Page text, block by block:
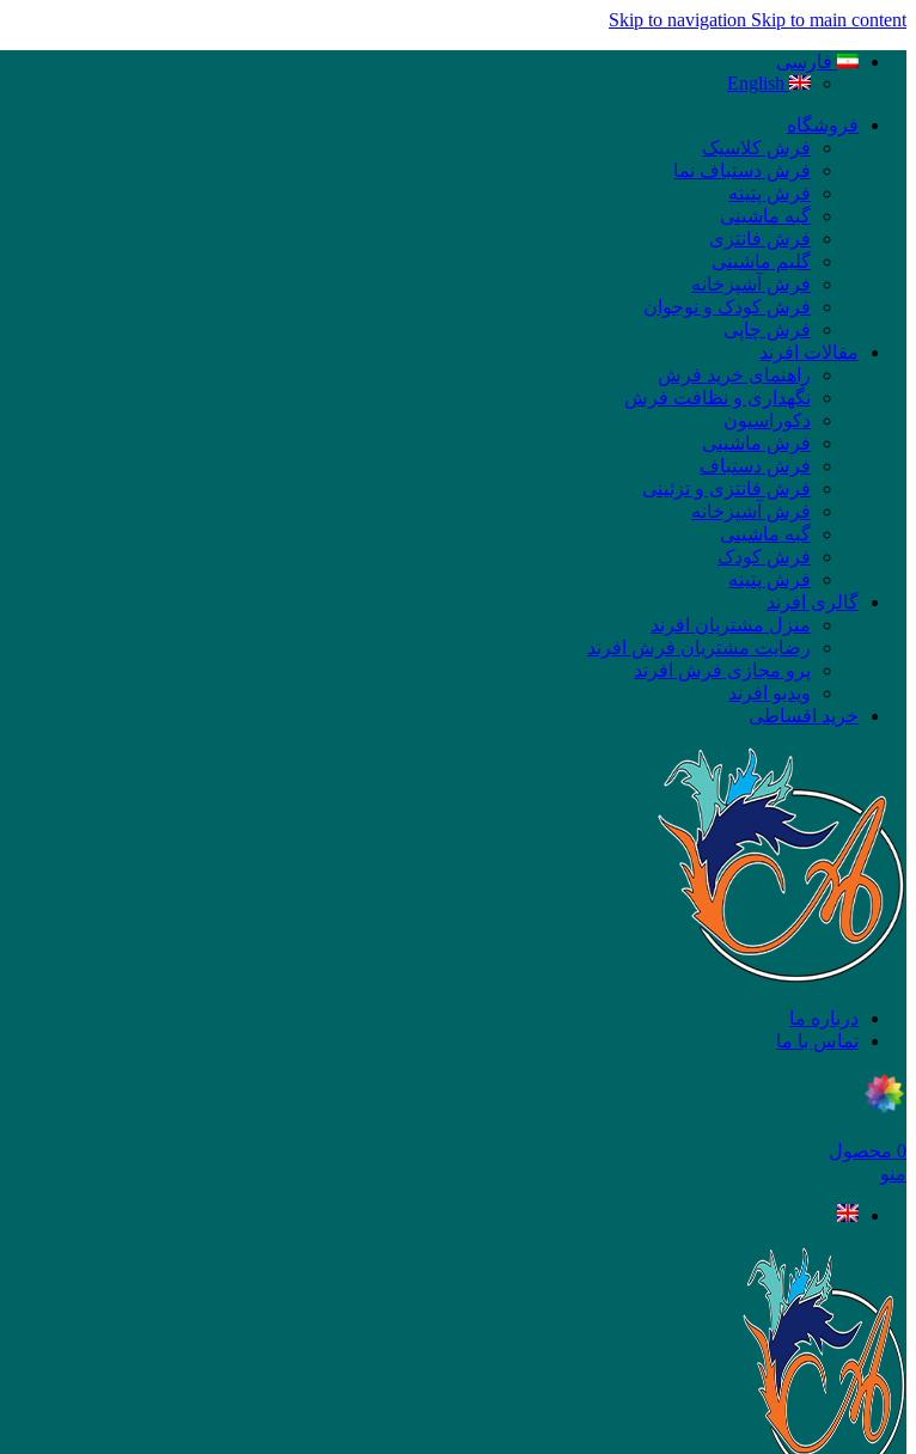
Skip to navigation Skip to main content
فارسی
English
فروشگاه
فرش کلاسیک
فرش دستباف نما
فرش پتینه
گبه ماشینی
فرش فانتزی
گلیم ماشینی
فرش آشپزخانه
فرش کودک و نوجوان
فرش چاپی
مقالات افرند
راهنمای خرید فرش
نگهداری و نظافت فرش
دکوراسیون
فرش ماشینی
فرش دستباف
فرش فانتزی و تزئینی
فرش آشپزخانه
گبه ماشینی
فرش کودک
فرش پتینه
گالری افرند
منزل مشتریان افرند
رضایت مشتریان فرش افرند
پرو مجازی فرش افرند
ویدیو افرند
خرید اقساطی
درباره ما
تماس با ما
0 محصول
منو